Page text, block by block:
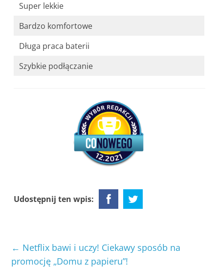
Super lekkie
Bardzo komfortowe
Długa praca baterii
Szybkie podłączanie
Udostępnij ten wpis:
← Netflix bawi i uczy! Ciekawy sposób na
promocję „Domu z papieru”!